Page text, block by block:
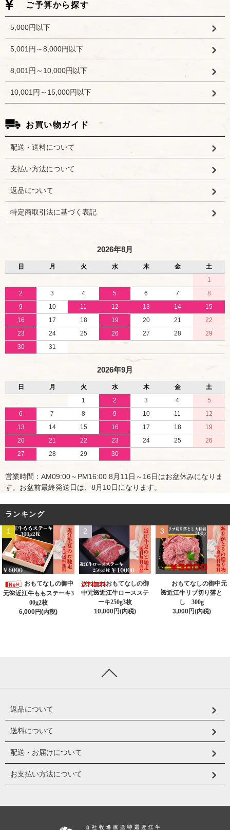
ご予算から探す
5,000円以下
5,001円～8,000円以下
8,001円～10,000円以下
10,001円～15,000円以下
お買い物ガイド
配送・送料について
支払い方法について
返品について
特定商取引法に基づく表記
2026年8月
日 月 火 水 木 金
土
1
2
3 4 5 6 7
8
9
10 11 12 13 14
15
16
17 18 19 20 21
22
23
24 25 26 27 28
29
30
31
2026年9月
日 月 火 水 木 金
土
1
2 3 4
5
6
7 8 9 10 11
12
13
14 15 16 17 18
19
20
21 22 23 24 25
26
27
28 29 30
営業時間：AM09:00～PM16:00 8月11日～16日はお盆休みになりま
す。お盆前最終発送日は、8月10日になります。
ランキング
1
おもてなしの御中
元🌺近江牛ももステーキ3
00g2枚
6,000円(内税)
2
おもてなしの御
中元🌺近江牛ロースステ
ーキ250g3枚
10,000円(内税)
3
おもてなしの御中元
🌺近江牛リブ切り落と
し 300g
3,000円(内税)
返品について
送料について
配送・お届けについて
お支払い方法について